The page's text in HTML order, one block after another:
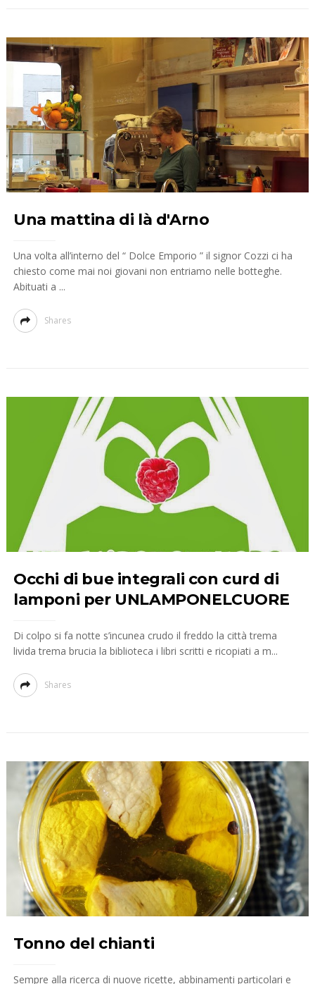
Una mattina di là d'Arno
Una volta all’interno del “ Dolce Emporio ” il signor Cozzi ci ha
chiesto come mai noi giovani non entriamo nelle botteghe.
Abituati a ...
Shares
Occhi di bue integrali con curd di
lamponi per UNLAMPONELCUORE
Di colpo si fa notte s’incunea crudo il freddo la città trema
livida trema brucia la biblioteca i libri scritti e ricopiati a m...
Shares
Tonno del chianti
Sempre alla ricerca di nuove ricette, abbinamenti particolari e